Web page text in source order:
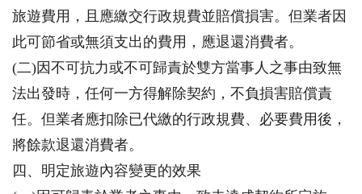
旅遊費用，且應繳交行政規費並賠償損害。但業者因
此可節省或無須支出的費用，應退還消費者。
(二)因不可抗力或不可歸責於雙方當事人之事由致無
法出發時，任何一方得解除契約，不負損害賠償責
任。但業者應扣除已代繳的行政規費、必要費用後，
將餘款退還消費者。
四、明定旅遊內容變更的效果